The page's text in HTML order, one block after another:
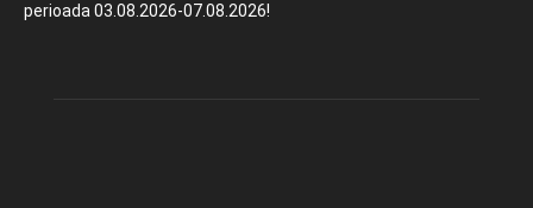
perioada 03.08.2026-07.08.2026!